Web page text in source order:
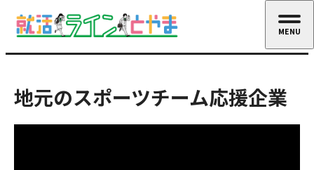
地元のスポーツチーム応援企業
MENU